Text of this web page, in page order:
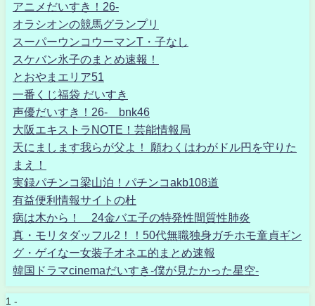
アニメだいすき！26-
オラシオンの競馬グランプリ
スーパーウンコウーマンT・子なし
スケバン氷子のまとめ速報！
とおやまエリア51
一番くじ福袋 だいすき
声優だいすき！26- bnk46
大阪エキストラNOTE！芸能情報局
天にまします我らが父よ！ 願わくはわがドル円を守りた
まえ！
実録パチンコ梁山泊！パチンコakb108道
有益便利情報サイトの杜
病は木から！ 24金バエ子の特発性間質性肺炎
真・モリタダッフル2！！50代無職独身ガチホモ童貞ギン
グ・ゲイなー女装子オネエ的まとめ速報
韓国ドラマcinemaだいすき-僕が見たかった星空-
1 -